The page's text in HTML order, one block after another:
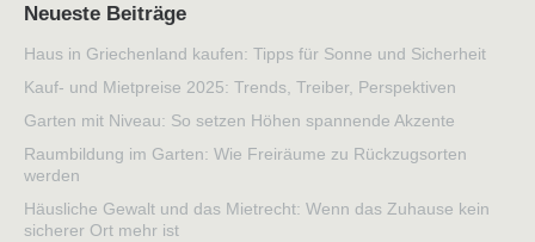
Neueste Beiträge
Haus in Griechenland kaufen: Tipps für Sonne und Sicherheit
Kauf- und Mietpreise 2025: Trends, Treiber, Perspektiven
Garten mit Niveau: So setzen Höhen spannende Akzente
Raumbildung im Garten: Wie Freiräume zu Rückzugsorten
werden
Häusliche Gewalt und das Mietrecht: Wenn das Zuhause kein
sicherer Ort mehr ist